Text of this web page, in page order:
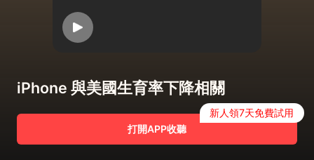
iPhone 與美國生育率下降相關
打開APP收聽
新人領7天免費試用